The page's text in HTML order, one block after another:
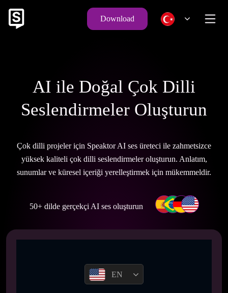
Download
AI ile Doğal Çok Dilli
Seslendirmeler Oluşturun
Çok dilli projeler için Speaktor AI ses üreteci ile zahmetsizce
yüksek kaliteli çok dilli seslendirmeler oluşturun. Anlatım,
sunumlar ve küresel içeriği yerelleştirmek için mükemmeldir.
50+ dilde gerçekçi AI ses oluşturun
EN